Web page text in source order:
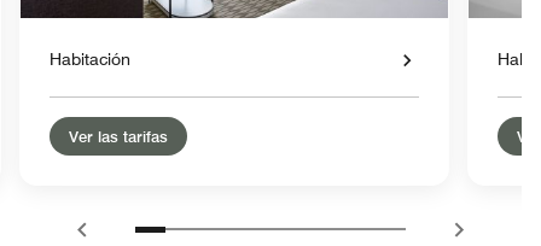
Habitación
Ver las tarifas